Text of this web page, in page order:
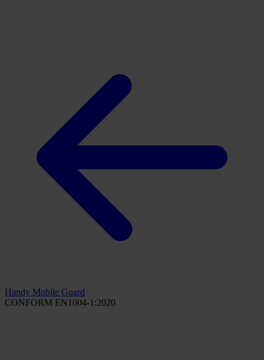
Handy Mobile Guard
CONFORM EN1004-1:2020